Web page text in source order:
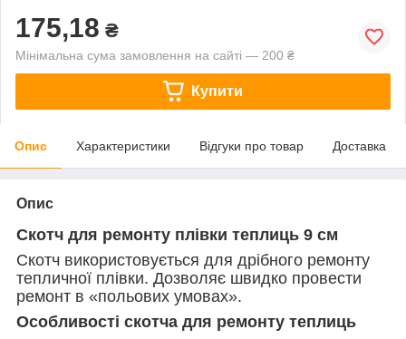
175,18 ₴
Мінімальна сума замовлення на сайті — 200 ₴
Купити
Опис Характеристики Відгуки про товар Доставка
Опис
Скотч для ремонту плівки теплиць 9 см
Скотч використовується для дрібного ремонту
тепличної плівки. Дозволяє швидко провести
ремонт в «польових умовах».
Особливості скотча для ремонту теплиць